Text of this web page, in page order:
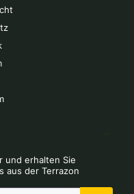
und erhalten Sie
aus der Terrazon